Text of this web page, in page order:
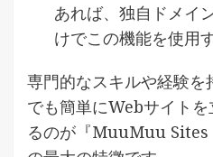
あれば、独自ドメイ
けでこの機能を使用
専門的なスキルや経験を
でも簡単にWebサイト
るのが『MuuMuu Sites